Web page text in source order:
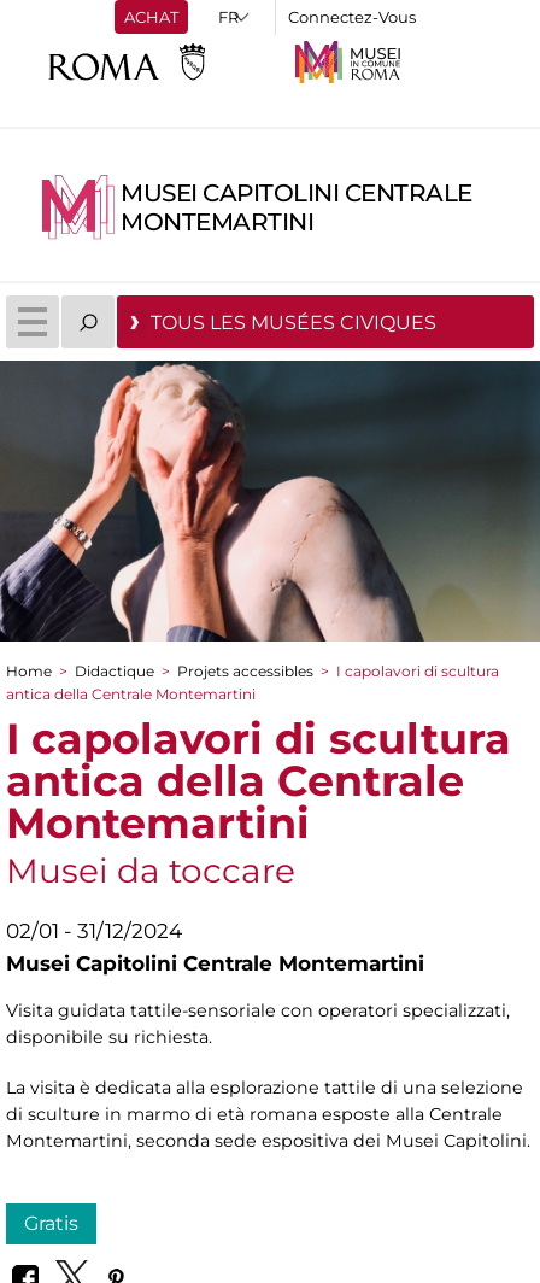
ACHAT Connectez-Vous
MUSEI CAPITOLINI CENTRALE
MONTEMARTINI
TOUS LES MUSÉES CIVIQUES
You are here
Home > Didactique > Projets accessibles > I capolavori di scultura
antica della Centrale Montemartini
I capolavori di scultura
antica della Centrale
Montemartini
Musei da toccare
02/01 - 31/12/2024
Musei Capitolini Centrale Montemartini
Visita guidata tattile-sensoriale con operatori specializzati,
disponibile su richiesta.
La visita è dedicata alla esplorazione tattile di una selezione
di sculture in marmo di età romana esposte alla Centrale
Montemartini, seconda sede espositiva dei Musei Capitolini.
Gratis